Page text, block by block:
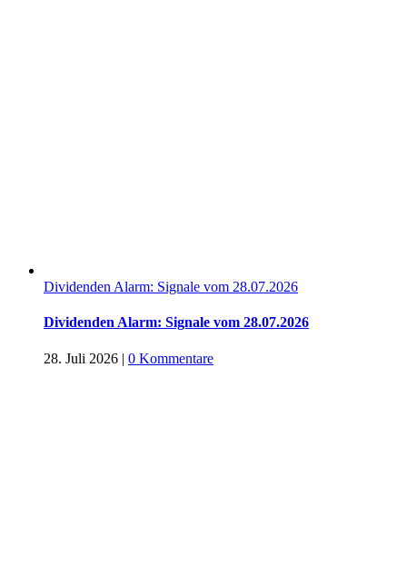
Dividenden Alarm: Signale vom 28.07.2026
Dividenden Alarm: Signale vom 28.07.2026
28. Juli 2026 | 0 Kommentare